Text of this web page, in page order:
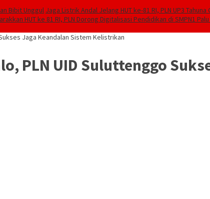
Bibit Unggul Jaga Listrik Andal Jelang HUT ke-81 RI, PLN UP3
HUT ke 81 RI, PLN Dorong Digitalisasi Pendidikan di SMPN1
Jaga Keandalan Sistem Kelistrikan
PLN UID Suluttenggo